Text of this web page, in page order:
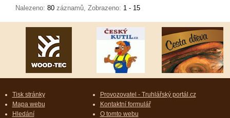
Nalezeno: 80 záznamů, Zobrazeno: 1 - 15
Tisk stránky
Mapa webu
Hledání
Provozovatel - Truhlářský portál.cz
Kontaktní formulář
O tomto webu